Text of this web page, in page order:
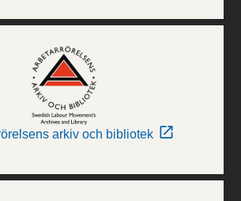
arkiv och bibliotek